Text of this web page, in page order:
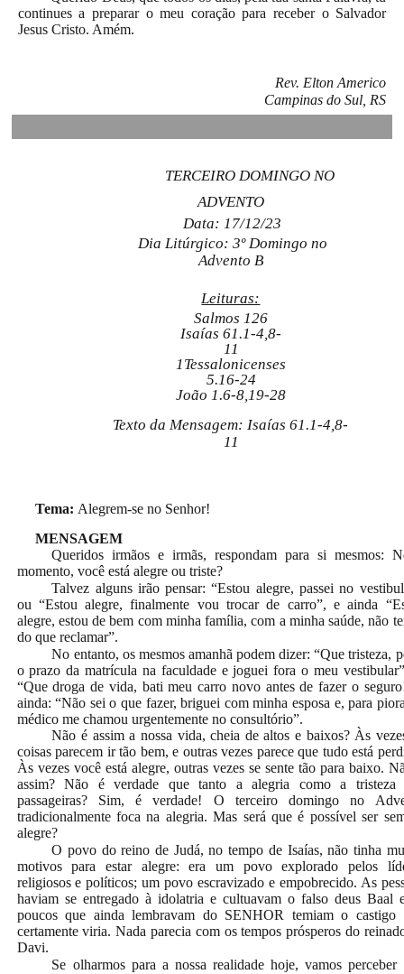
continues a preparar o meu coração para receber o Salvador
Jesus Cristo. Amém.
Rev. Elton Americo
Campinas do Sul, RS
TERCEIRO DOMINGO NO
ADVENTO
Data: 17/12/23
Dia Litúrgico: 3º Domingo no
Advento B
Leituras:
Salmos 126
Isaías 61.1-4,8-
11
1Tessalonicenses
5.16-24
João 1.6-8,19-28
Texto da Mensagem: Isaías 61.1-4,8-
11
Tema: Alegrem-se no Senhor!
MENSAGEM
Queridos irmãos e irmãs, respondam para si mesmos:
momento, você está alegre ou triste?
Talvez alguns irão pensar: “Estou alegre, passei no
ou “Estou alegre, finalmente vou trocar de carro”, e ainda
alegre, estou de bem com minha família, com a minha saúde, não
do que reclamar”.
No entanto, os mesmos amanhã podem dizer: “Que tristeza,
o prazo da matrícula na faculdade e joguei fora o meu
“Que droga de vida, bati meu carro novo antes de fazer o
ainda: “Não sei o que fazer, briguei com minha esposa e, para
médico me chamou urgentemente no consultório”.
Não é assim a nossa vida, cheia de altos e baixos? Às
coisas parecem ir tão bem, e outras vezes parece que tudo está
Às vezes você está alegre, outras vezes se sente tão para baixo.
assim? Não é verdade que tanto a alegria como a tristeza
passageiras? Sim, é verdade! O terceiro domingo no
tradicionalmente foca na alegria. Mas será que é possível ser
alegre?
O povo do reino de Judá, no tempo de Isaías, não tinha
motivos para estar alegre: era um povo explorado pelos
religiosos e políticos; um povo escravizado e empobrecido. As
haviam se entregado à idolatria e cultuavam o falso deus Baal
poucos que ainda lembravam do SENHOR temiam o castigo
certamente viria. Nada parecia com os tempos prósperos do
Davi.
Se olharmos para a nossa realidade hoje, vamos perceber